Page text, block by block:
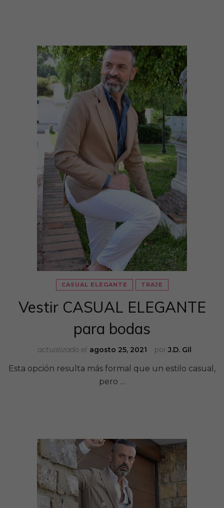
CASUAL ELEGANTE TRAJE
Vestir CASUAL ELEGANTE
para bodas
porJ.D. Gil
actualizado el agosto 25, 2021
Esta opción resulta más formal que un estilo casual,
pero …